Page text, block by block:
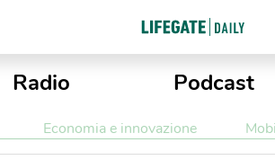
Radio Podcast
Economia e innovazione